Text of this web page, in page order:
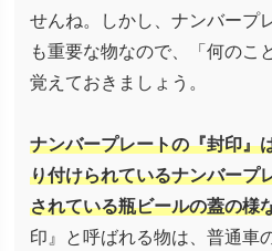
せんね。しかし、ナンバープ
も重要な物なので、「何のこ
覚えておきましょう。
ナンバープレートの『封印』
り付けられているナンバープ
されている瓶ビールの蓋の様
印』と呼ばれる物は、普通車